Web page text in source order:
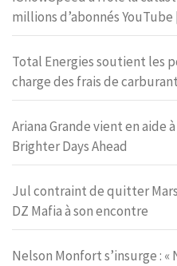
millions d’abonnés
Total Energies soutient les
charge des frais de carburant
Ariana Grande vient en aide
Brighter Days Ahead
Jul contraint de quitter
DZ Mafia à son encontre
Nelson Monfort s’insurge :